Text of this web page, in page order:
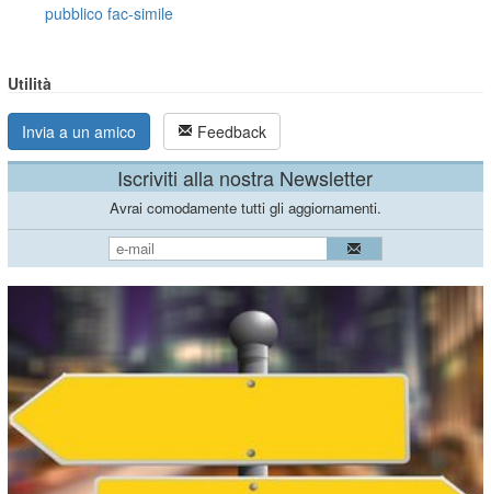
pubblico fac-simile
Utilità
Invia a un amico Feedback
Iscriviti alla nostra Newsletter
Avrai comodamente tutti gli aggiornamenti.